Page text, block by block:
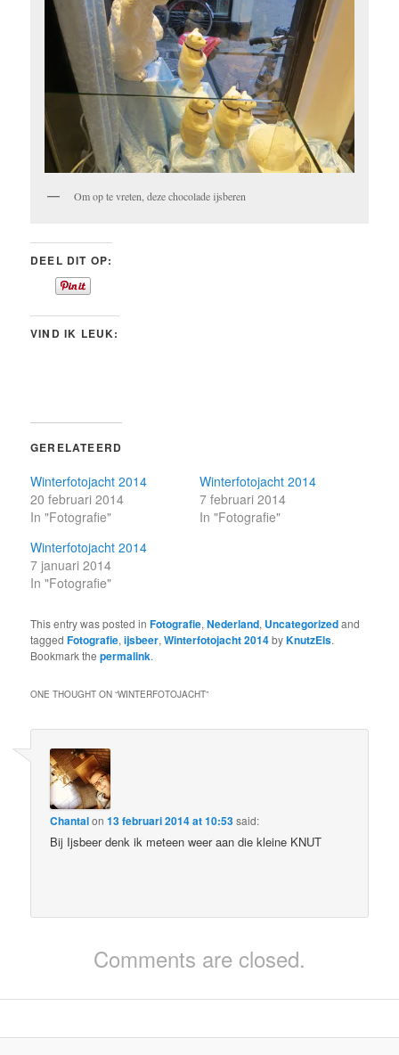
Om op te vreten, deze chocolade ijsberen
DEEL DIT OP:
VIND IK LEUK:
GERELATEERD
Winterfotojacht 2014
20 februari 2014
In "Fotografie"
Winterfotojacht 2014
7 februari 2014
In "Fotografie"
Winterfotojacht 2014
7 januari 2014
In "Fotografie"
This entry was posted inFotografie,Nederland, Uncategorizedand
taggedFotografie,ijsbeer,Winterfotojacht 2014byKnutzEls.
Bookmark thepermalink.
ONE THOUGHT ON “WINTERFOTOJACHT”
Chantalon13 februari 2014 at 10:53said:
Bij Ijsbeer denk ik meteen weer aan die kleine KNUT
Comments are closed.